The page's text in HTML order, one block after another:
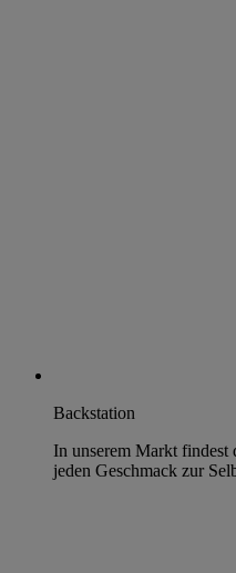
Backstation
In unserem Markt
jeden Geschmack zur